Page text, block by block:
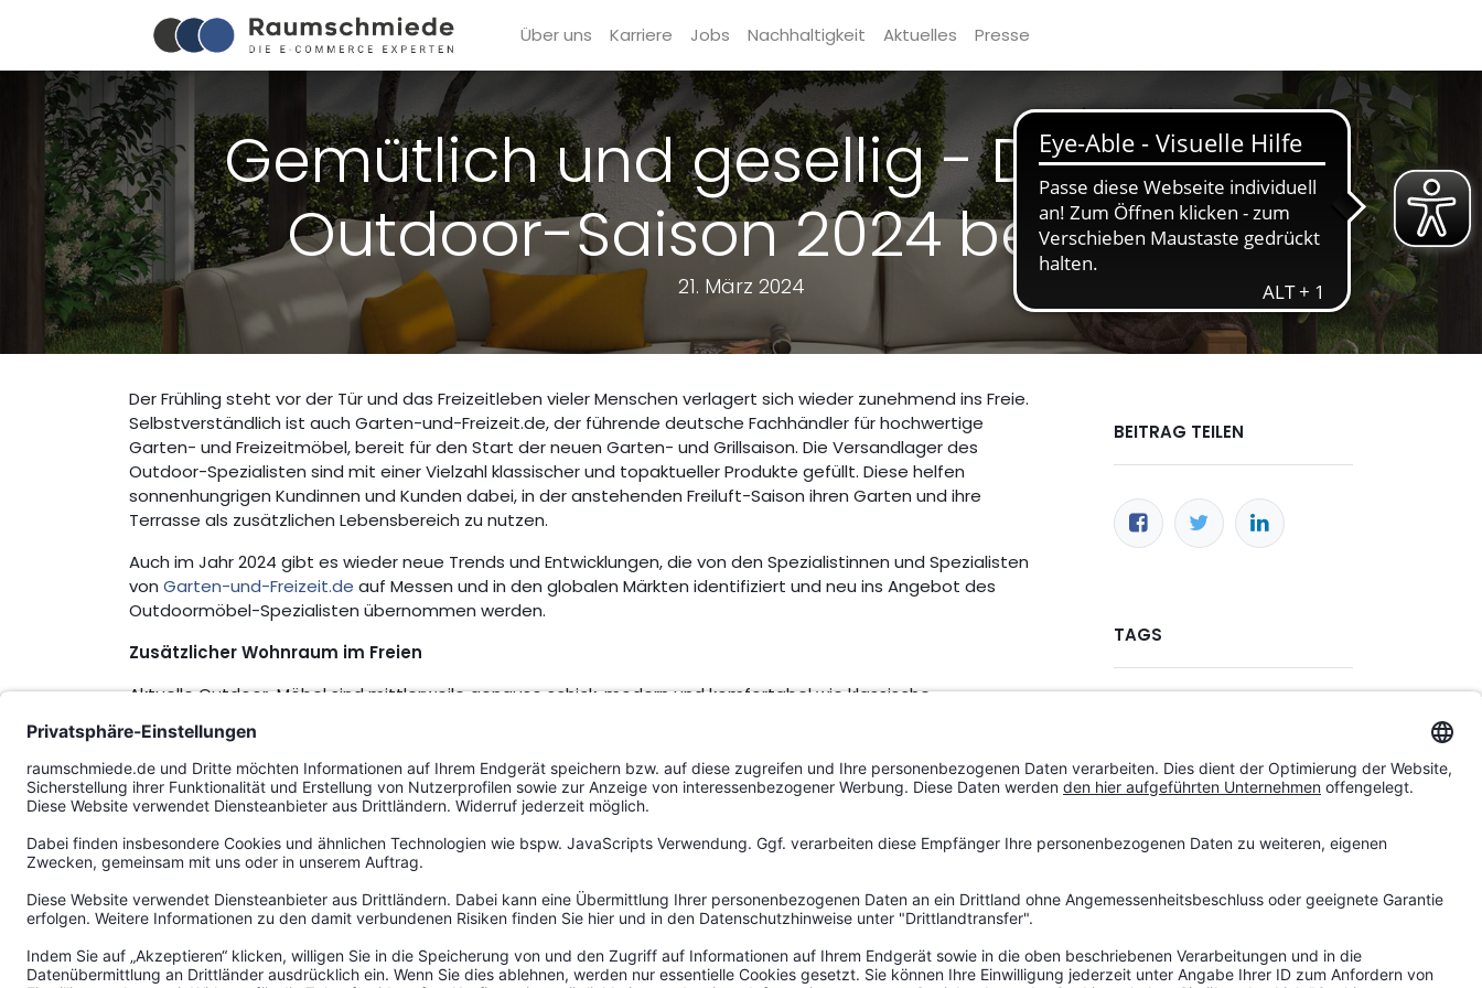
Über uns Karriere Jobs Nachhaltigkeit Aktuelles Presse
Gemütlich und gesellig - Die neue
Outdoor-Saison 2024 beginnt
21. März 2024
Der Frühling steht vor der Tür und das Freizeitleben vieler Menschen verlagert sich wieder zunehmend ins Freie.
Selbstverständlich ist auch Garten-und-Freizeit.de, der führende deutsche Fachhändler für hochwertige
Garten- und Freizeitmöbel, bereit für den Start der neuen Garten- und Grillsaison. Die Versandlager des
Outdoor-Spezialisten sind mit einer Vielzahl klassischer und topaktueller Produkte gefüllt. Diese helfen
sonnenhungrigen Kundinnen und Kunden dabei, in der anstehenden Freiluft-Saison ihren Garten und ihre
Terrasse als zusätzlichen Lebensbereich zu nutzen.
Auch im Jahr 2024 gibt es wieder neue Trends und Entwicklungen, die von den Spezialistinnen und Spezialisten
von Garten-und-Freizeit.de auf Messen und in den globalen Märkten identifiziert und neu ins Angebot des
Outdoormöbel-Spezialisten übernommen werden.
Zusätzlicher Wohnraum im Freien
Aktuelle Outdoor-Möbel sind mittlerweile genauso schick, modern und komfortabel wie klassische
zusätzlichen Wohnraum nutzen und für den Sommer etwa das Wohnzimmer oder den Essbereich
witterungsbeständig ins Freie verlagern. Wohnaccessoires sowie Kissen, Polster, Decken, Outdoor-Teppiche
und Leuchten sorgen dabei für eine heimelige Atmosphäre und verlagern den Charme des eigenen Heimes für
gemütliche, gesellige Stunden von drinnen nach draußen.
Neue Trends
Als neuer Trend sorgen in diesem Jahr Pergolen dafür, dass der neu gestaltete Wohnraum im Freien blick- und
witterungsgeschützt genossen werden kann. Da in vielen Außenbereichen nicht genug Platz für alle
Möbelwünsche ist, bieten 2024 Dining Lounges durch ihre Kombination von Wohn- und Esszimmer eine sinnvolle
Kombination für gemütliches und stilvolles Essen und Zusammensein. Aufgrund der häufig beengten
BEITRAG TEILEN
TAGS
Aktuelles